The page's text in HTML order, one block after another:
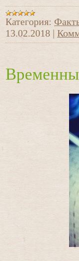
Категория:
13.02.2018 |